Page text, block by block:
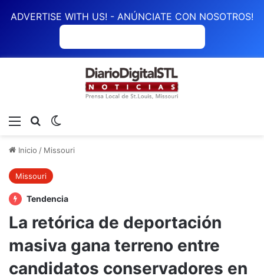
ADVERTISE WITH US! - ANÚNCIATE CON NOSOTROS!
Menú Buscar
Inicio / Missouri
Missouri
Tendencia
La retórica de deportación
masiva gana terreno entre
candidatos conservadores en